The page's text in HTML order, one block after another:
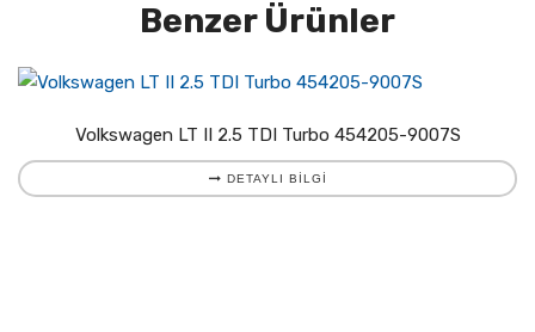
Benzer Ürünler
Volkswagen LT II 2.5 TDI Turbo 454205-9007S
DETAYLI BILGI